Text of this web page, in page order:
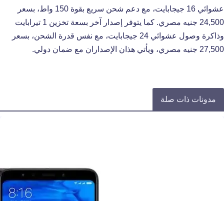
عشوائي 16 جيجابايت، مع دعم شحن سريع بقوة 150 واط، بسعر
24,500 جنيه مصري. كما يتوفر إصدار آخر بسعة تخزين 1 تيرابايت
وذاكرة وصول عشوائي 24 جيجابايت، مع نفس قدرة الشحن، بسعر
27,500 جنيه مصري، ويأتي هذان الإصداران مع ضمان دولي.
مدونات ذات صلة